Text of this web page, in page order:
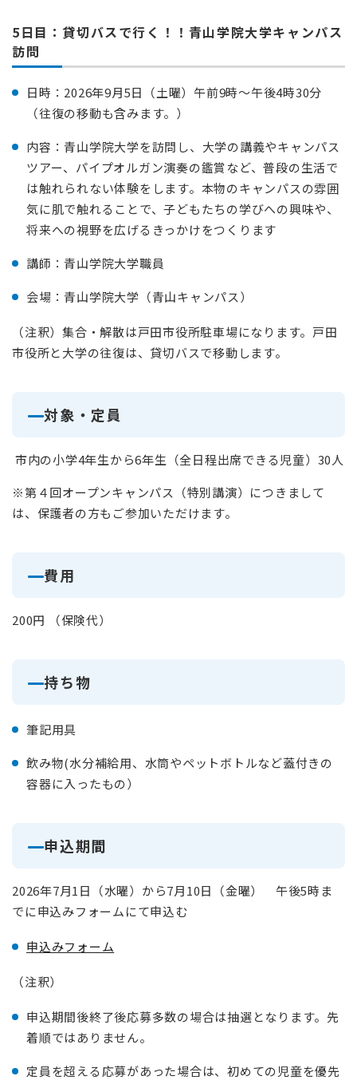
5日目：貸切バスで行く！！ 青山学院大学キャンパス
訪問
日時：2026年9月5日（土曜）午前9時～午後4時30分
（往復の移動も含みます。）
内容：青山学院大学を訪問し、大学の講義やキャンパス
ツアー、パイプオルガン演奏の鑑賞など、普段の生活で
は触れられない体験をします。本物のキャンパスの雰囲
気に肌で触れることで、子どもたちの学びへの興味や、
将来への視野を広げるきっかけをつくります
講師：青山学院大学職員
会場：青山学院大学（青山キャンパス）
（注釈）集合・解散は戸田市役所駐車場になります。戸田
市役所と大学の往復は、貸切バスで移動します。
対象・定員
市内の小学4年生から6年生（全日程出席できる児童）30人
※第４回オープンキャンパス（特別講演）につきまして
は、保護者の方もご参加いただけます。
費用
200円 （保険代）
持ち物
筆記用具
飲み物(水分補給用、水筒やペットボトルなど蓋付きの
容器に入ったもの）
申込期間
2026年7月1日（水曜）から7月10日（金曜） 午後5時ま
でに申込みフォームにて申込む
申込みフォーム
（注釈）
申込期間後終了後応募多数の場合は抽選となります。先
着順ではありません。
定員を超える応募があった場合は、初めての児童を優先